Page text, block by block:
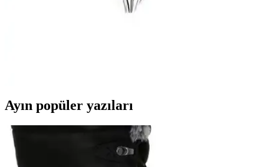
Elite Balon Krom Parlak Mirror Karışık Renk
Ayın popüler yazıları